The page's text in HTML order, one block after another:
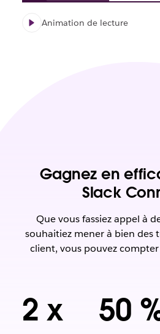
Animation de lecture
Gagnez en
Slack
Que vous fassiez appel à
souhaitiez mener à bien des
client, vous pouvez
2 x 50